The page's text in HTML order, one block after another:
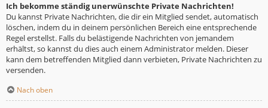
Ich bekomme ständig unerwünschte Private Nachrichten!
Du kannst Private Nachrichten, die dir ein Mitglied sendet, automatisch
löschen, indem du in deinem persönlichen Bereich eine entsprechende
Regel erstellst. Falls du belästigende Nachrichten von jemandem
erhältst, so kannst du dies auch einem Administrator melden. Dieser
kann dem betreffenden Mitglied dann verbieten, Private Nachrichten zu
versenden.
Nach oben